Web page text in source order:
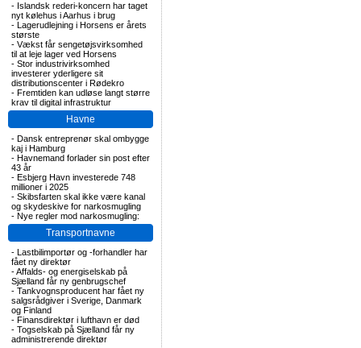
- Islandsk rederi-koncern har taget
nyt kølehus i Aarhus i brug
- Lagerudlejning i Horsens er årets
største
- Vækst får sengetøjsvirksomhed
til at leje lager ved Horsens
- Stor industrivirksomhed
investerer yderligere sit
distributionscenter i Rødekro
- Fremtiden kan udløse langt større
krav til digital infrastruktur
Havne
- Dansk entreprenør skal ombygge
kaj i Hamburg
- Havnemand forlader sin post efter
43 år
- Esbjerg Havn investerede 748
millioner i 2025
- Skibsfarten skal ikke være kanal
og skydeskive for narkosmugling
- Nye regler mod narkosmugling:
Transportnavne
- Lastbilimportør og -forhandler har
fået ny direktør
-Affalds- og energiselskab på
Sjælland får ny genbrugschef
- Tankvognsproducent har fået ny
salgsrådgiver i Sverige, Danmark
og Finland
- Finansdirektør i lufthavn er død
- Togselskab på Sjælland får ny
administrerende direktør